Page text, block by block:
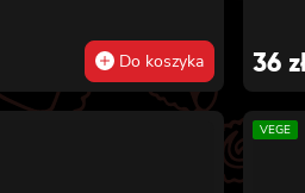
sałatą
Do koszyka 36
VEGE